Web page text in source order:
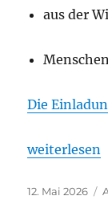
aus der
Die
„Einladung
weiterlesen
Veröffentlicht
12. Mai 2026